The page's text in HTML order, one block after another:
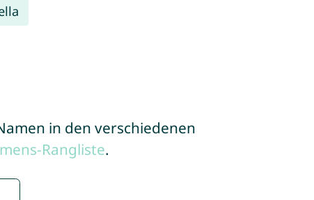
in den verschiedenen
Rangliste.